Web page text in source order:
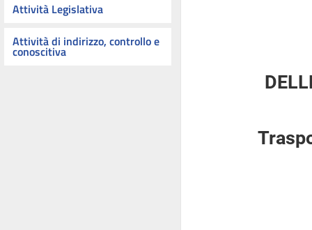
Attività Legislativa
Attività di indirizzo, controllo e
conoscitiva